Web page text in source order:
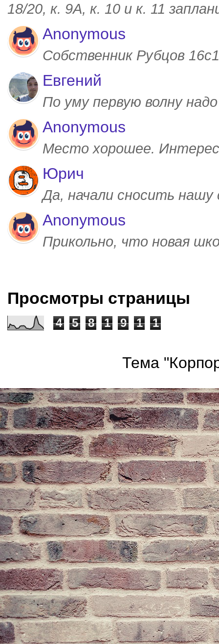
18/20, к. 9А, к. 10 и к. 11
Anonymous
Собственник Рубцов
Евгений
По уму первую волну
Anonymous
Место хорошее.
Юрич
Да, начали сносить
Anonymous
Прикольно, что новая
Просмотры страницы
4 5 8 1 9 1 1
Тема